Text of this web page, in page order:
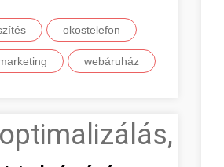
okostelefon
webáruház